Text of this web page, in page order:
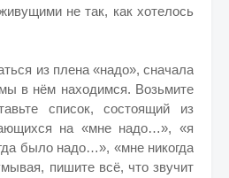
не так, как хотелось
из плена «надо», сначала
в нём находимся. Возьмите
список, состоящий из
на «мне надо…», «я
было надо…», «мне никогда
пишите всё, что звучит